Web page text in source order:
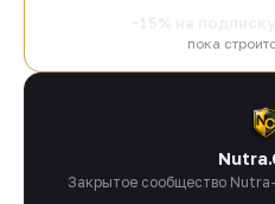
пока
Закрытое сообщество